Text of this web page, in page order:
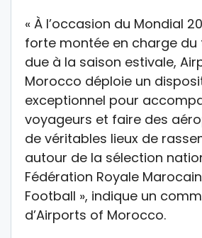
« À l’occasion du Mondial
forte montée en charge du
due à la saison estivale,
Morocco déploie un
exceptionnel pour
voyageurs et faire des
de véritables lieux de
autour de la sélection
Fédération Royale
Football », indique un
d’Airports of Morocco.